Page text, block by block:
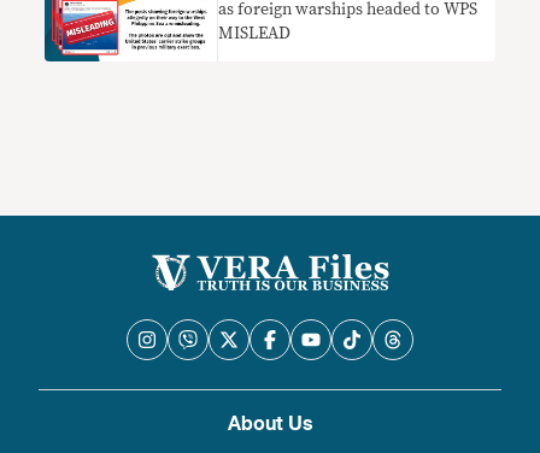
as foreign warships headed to WPS
MISLEAD
About Us